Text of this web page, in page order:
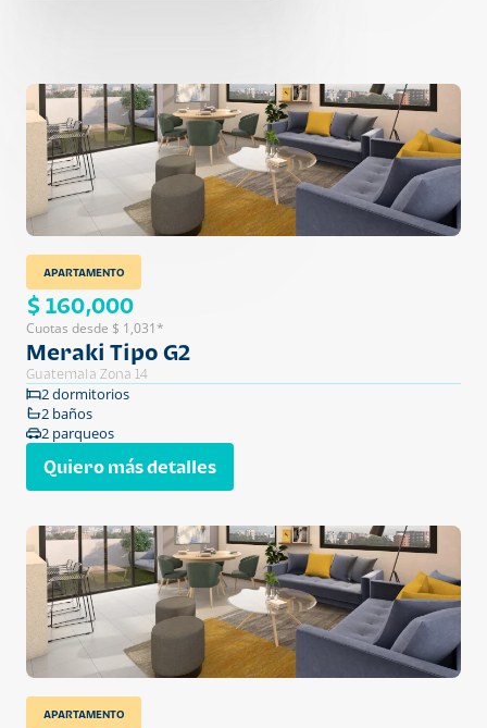
APARTAMENTO
$ 160,000
Cuotas desde $ 1,031*
Meraki Tipo G2
Guatemala Zona 14
2 dormitorios
2 baños
2 parqueos
Quiero más detalles
APARTAMENTO